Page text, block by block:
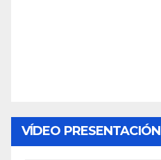
VÍDEO PRESENTACIÓN